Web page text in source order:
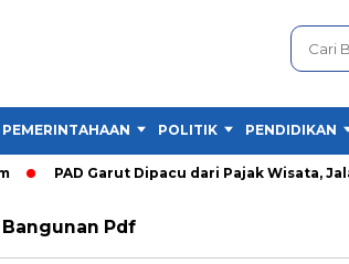
PEMERINTAHAAN POLITIK PENDIDIKAN
PAD Garut Dipacu dari Pajak Wisata,
Pdf